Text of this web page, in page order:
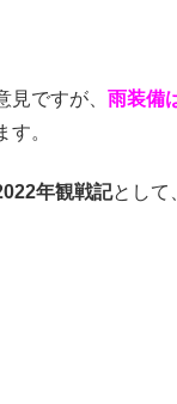
見ですが、 雨装備
す。
年観戦記として